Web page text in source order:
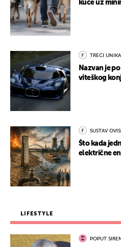
kuće uz
TREĆI
Nazvan je
viteškog
SUSTAV
Što kada
električne
LIFESTYLE
POPUT